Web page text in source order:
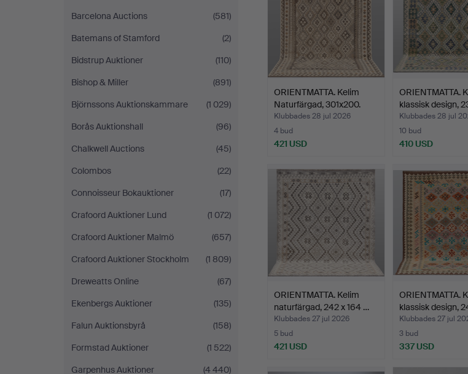
Barcelona Auctions
(581)
Batemans of Stamford
(2)
Bidstrup Auktioner
(110)
Bishop & Miller
(891)
Björnssons Auktionskammare
(1 029)
Borås Auktionshall
(96)
Chalkwell Auctions
(45)
Colombos
(22)
Connoisseur Bokauktioner
(17)
Crafoord Auktioner Lund
(1 072)
Crafoord Auktioner Malmö
(657)
Crafoord Auktioner Stockholm
(1 809)
Dreweatts Online
(67)
Ekenbergs Auktioner
(135)
Falun Auktionsbyrå
(158)
Formstad Auktioner
(1 522)
Garpenhus Auktioner
(4 440)
ORIENTMATTA. Kelim
Naturfärgad, 301x200.
Klubbades 28 jul 2026
4 bud
421 USD
ORIENTMATTA.
klassisk design,
Klubbades 28 jul
10 bud
410 USD
ORIENTMATTA. Kelim
naturfärgad, 242 x 164 …
Klubbades 27 jul 2026
5 bud
421 USD
ORIENTMATTA.
klassisk design,
Klubbades 27 jul
3 bud
337 USD